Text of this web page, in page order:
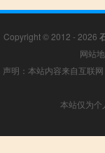
Copyright © 2012 - 2026
网站
声明：本站内容来自互联
本站仅为个